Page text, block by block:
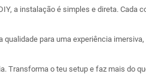
a instalação é simples e direta. Cada
para uma experiência
Transforma o teu setup e faz mais do